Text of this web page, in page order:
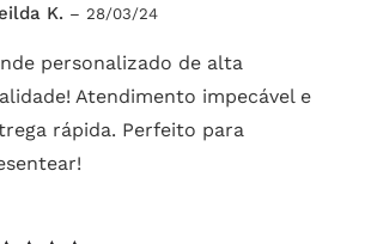
5K. – 28/03/24
personalizado de alta
Atendimento impecável e
rápida. Perfeito para